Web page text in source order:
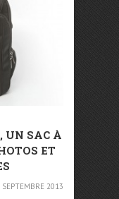
UN SAC À
ET
SEPTEMBRE 2013